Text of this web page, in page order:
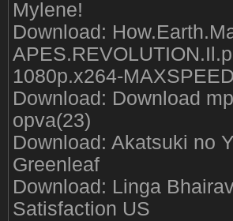
Mylene!
Download:
1080p.x264-
Download: Download
opva(23)
Download: Akatsuki no
Greenleaf
Download: Linga
Satisfaction US